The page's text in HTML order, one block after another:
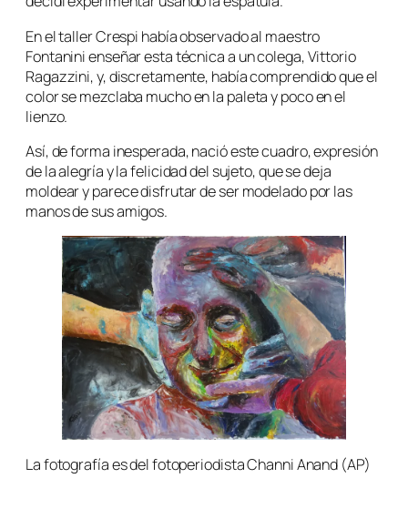
En el taller Crespi había observado al maestro
Fontanini enseñar esta técnica a un colega, Vittorio
Ragazzini, y, discretamente, había comprendido que el
color se mezclaba mucho en la paleta y poco en el
lienzo.
Así, de forma inesperada, nació este cuadro, expresión
de la alegría y la felicidad del sujeto, que se deja
moldear y parece disfrutar de ser modelado por las
manos de sus amigos.
La fotografía es del fotoperiodista Channi Anand (AP)